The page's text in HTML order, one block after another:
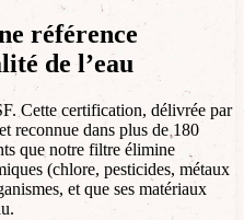
référence
de l’eau
Cette certification, délivrée par
reconnue dans plus de 180
que notre filtre élimine
(chlore, pesticides, métaux
et que ses matériaux